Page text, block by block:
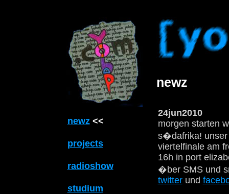
newz<<
projects
radioshow
studium
newz
24jun2010
morgen starten
s�dafrika! unser
viertelfinale am
16h in port
�ber SMS und
twitterund